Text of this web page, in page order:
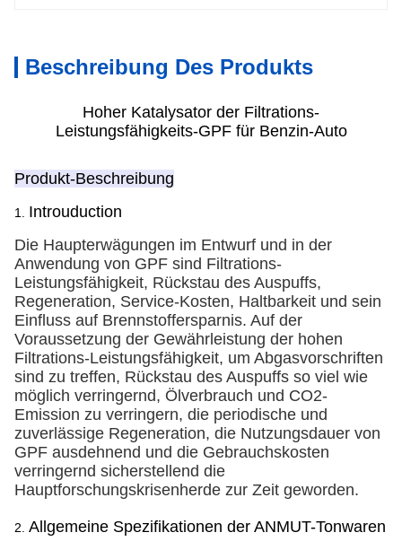
Beschreibung Des Produkts
Hoher Katalysator der Filtrations-
Leistungsfähigkeits-GPF für Benzin-Auto
Produkt-Beschreibung
1. Introuduction
Die Haupterwägungen im Entwurf und in der
Anwendung von GPF sind Filtrations-
Leistungsfähigkeit, Rückstau des Auspuffs,
Regeneration, Service-Kosten, Haltbarkeit und sein
Einfluss auf Brennstoffersparnis. Auf der
Voraussetzung der Gewährleistung der hohen
Filtrations-Leistungsfähigkeit, um Abgasvorschriften
sind zu treffen, Rückstau des Auspuffs so viel wie
möglich verringernd, Ölverbrauch und CO2-
Emission zu verringern, die periodische und
zuverlässige Regeneration, die Nutzungsdauer von
GPF ausdehnend und die Gebrauchskosten
verringernd sicherstellend die
Hauptforschungskrisenherde zur Zeit geworden.
2. Allgemeine Spezifikationen der ANMUT-Tonwaren